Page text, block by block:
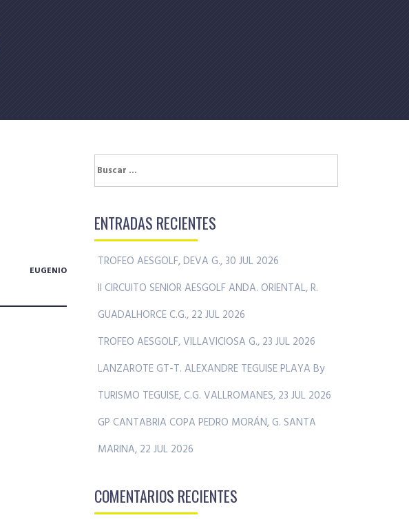
EUGENIO
Buscar:
ENTRADAS RECIENTES
TROFEO AESGOLF, DEVA G., 30 JUL 2026
II CIRCUITO SENIOR AESGOLF ANDA. ORIENTAL, R.
GUADALHORCE C.G., 22 JUL 2026
TROFEO AESGOLF, VILLAVICIOSA G., 23 JUL 2026
LANZAROTE GT-T. ALEXANDRE TEGUISE PLAYA By
TURISMO TEGUISE, C.G. VALLROMANES, 23 JUL 2026
GP CANTABRIA COPA PEDRO MORÁN, G. SANTA
MARINA, 22 JUL 2026
COMENTARIOS RECIENTES